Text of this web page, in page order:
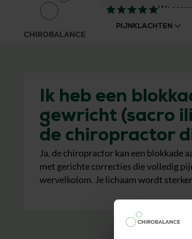
We
PIJNKLACHTEN
Ik heb een
gewricht (sacro
de chiropractor
Ja, de chiropractor kan een blokkade
met gerichte correcties die volledig
wervelkolom. Je lichaam wordt